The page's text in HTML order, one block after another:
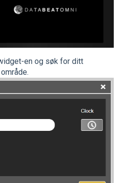
en og søk for ditt